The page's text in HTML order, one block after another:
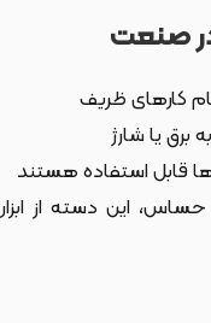
در صنعت
کارهای ظریف
برق یا شارژ
قابل استفاده هستند
این دسته از ابزار